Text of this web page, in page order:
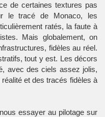
de certaines textures pas
le tracé de Monaco, les
ratés, la faute à
Mais globalement, on
fidèles au réel.
tout y est. Les décors
avec des ciels assez jolis,
et des tracés fidèles à
essayer au pilotage sur